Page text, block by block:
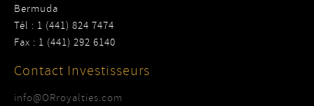
Bermuda
Tél : 1 (441) 824 7474
Fax : 1 (441) 292 6140
Contact Investisseurs
info@ORroyalties.com